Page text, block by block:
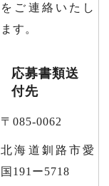
をご連絡いたし
ます。
応募書類送
付先
〒085‐0062
北海道釧路市愛
国191ー5718